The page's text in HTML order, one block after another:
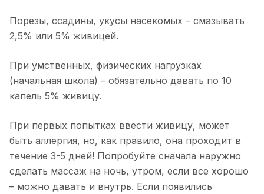
Порезы, ссадины, укусы насекомых – смазывать
2,5% или 5% живицей.
При умственных, физических нагрузках
(начальная школа) – обязательно давать по 10
капель 5% живицу.
При первых попытках ввести живицу, может
быть аллергия, но, как правило, она проходит в
течение 3-5 дней! Попробуйте сначала наружно
сделать массаж на ночь, утром, если все хорошо
– можно давать и внутрь. Если появились